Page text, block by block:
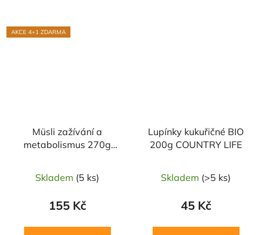
AKCE 4+1 ZDARMA
Müsli zažívání a
metabolismus 270g
Skladem (5 ks)
155 Kč
Lupínky kukuřičné BIO
200g COUNTRY LIFE
Skladem (>5 ks)
45 Kč